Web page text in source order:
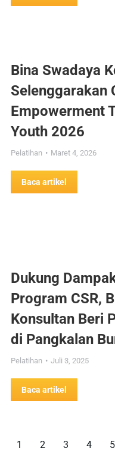
Bina Swadaya
Selenggarakan
Empowerment
Youth 2026
Pelatihan Maret 4, 2026
Baca artikel
Dukung
Program CSR,
Konsultan Beri
di Pangkalan
Pelatihan Juli 3, 2025
Baca artikel
1 2 3 4 5